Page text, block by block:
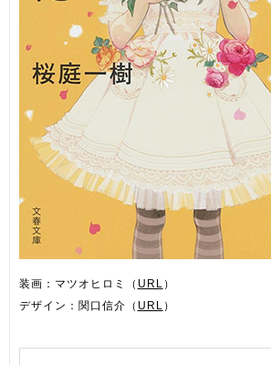
装画：マツオヒロミ（ URL ）
デザイン：関口信介（ URL ）